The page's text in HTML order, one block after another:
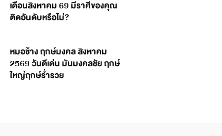
เดือนสิงหาคม 69 มีราศีของคุณ
ติดอันดับหรือไม่?
หมอช้าง ฤกษ์มงคล สิงหาคม
2569 วันดีเด่น มันมงคลชัย ฤกษ์
ใหญ่ฤกษ์ร่ำรวย